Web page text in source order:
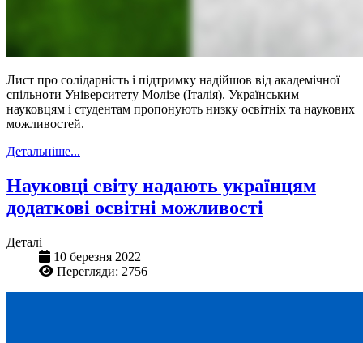
Лист про солідарність і підтримку надійшов від академічної
спільноти Університету Молізе (Італія). Українським
науковцям і студентам пропонують низку освітніх та наукових
можливостей.
Детальніше...
Науковці світу надають українцям
додаткові освітні можливості
Деталі
10 березня 2022
Перегляди: 2756